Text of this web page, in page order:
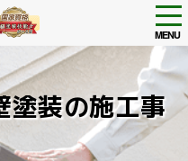
MENU
塗装の施工事